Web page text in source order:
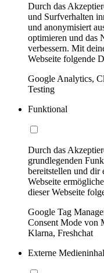
Durch das
und Surfverhalten
und anonymisiert
optimieren und das
verbessern. Mit
Webseite folgende
Google Analytics,
Testing
Funktional
Durch das
grundlegenden
bereitstellen und dir
Webseite
dieser Webseite
Google Tag
Consent Mode von
Klarna, Freshchat
Externe